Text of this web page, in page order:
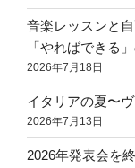
音楽レッスンと
「やればできる
2026年7月18日
イタリアの夏〜
2026年7月13日
2026年発表会を